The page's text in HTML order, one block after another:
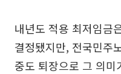
내년도 적용 최저임금
결정됐지만, 전국민주
중도 퇴장으로 그 의미